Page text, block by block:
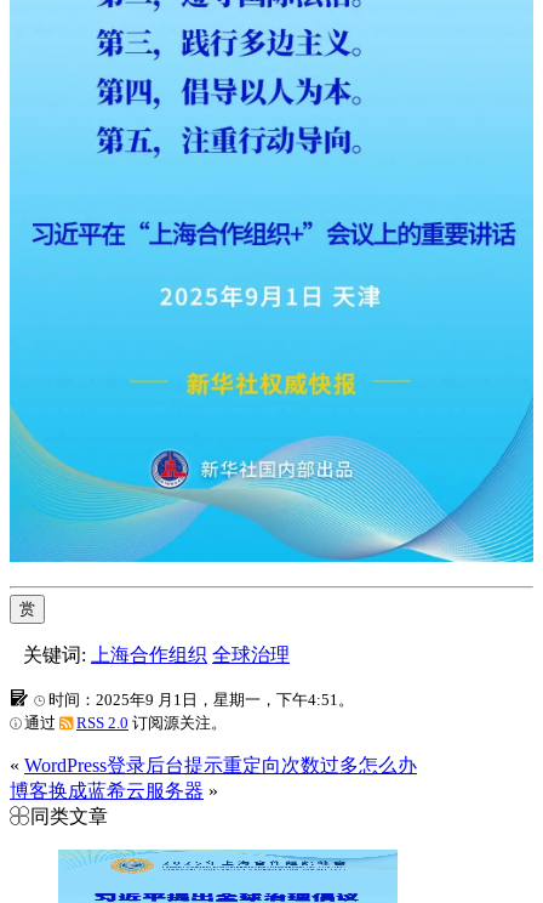
赏
关键词: 上海合作组织 全球治理
时间：2025年9 月1日，星期一，下午4:51。
通过
RSS 2.0 订阅源关注。
« WordPress登录后台提示重定向次数过多怎么办
博客换成蓝希云服务器 »
同类文章